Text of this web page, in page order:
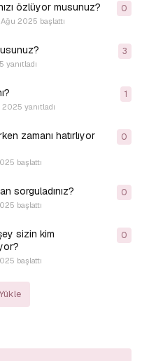
özlüyor musunuz?
2025 başlattı
0
yanıtladı
3
2025 yanıtladı
1
zamanı hatırlıyor
başlattı
0
sorguladınız?
başlattı
0
sizin kim
başlattı
0